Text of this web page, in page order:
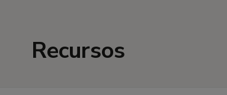
Recursos